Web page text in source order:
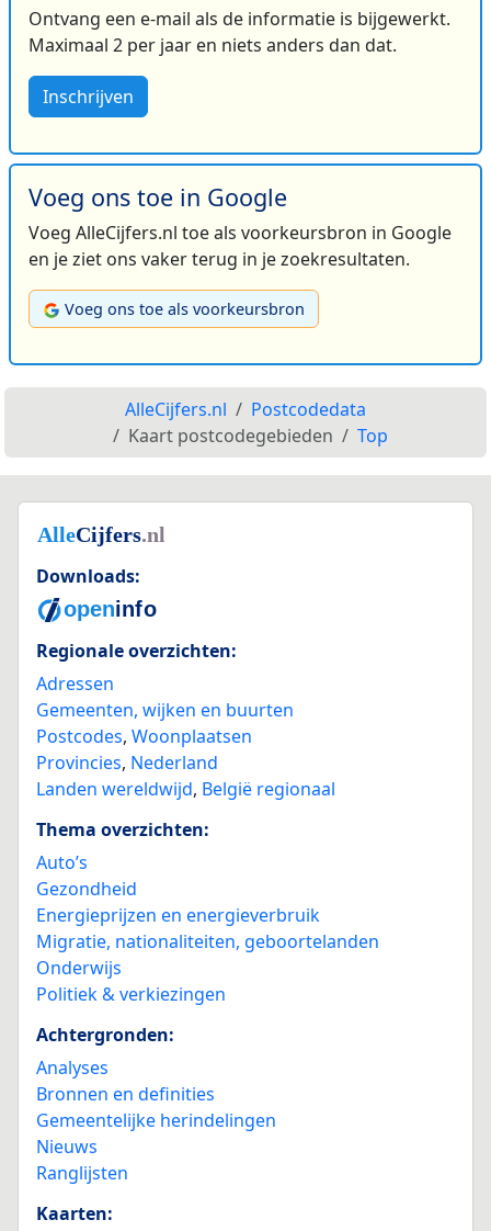
Ontvang een e-mail als de informatie is bijgewerkt.
Maximaal 2 per jaar en niets anders dan dat.
Inschrijven
Voeg ons toe in Google
Voeg AlleCijfers.nl toe als voorkeursbron in Google
en je ziet ons vaker terug in je zoekresultaten.
Voeg ons toe als voorkeursbron
AlleCijfers.nl
Postcodedata
Kaart postcodegebieden
Top
Downloads:
Regionale overzichten:
Adressen
Gemeenten, wijken en buurten
Postcodes, Woonplaatsen
Provincies, Nederland
Landen wereldwijd, België regionaal
Thema overzichten:
Auto’s
Gezondheid
Energieprijzen en energieverbruik
Migratie, nationaliteiten, geboortelanden
Onderwijs
Politiek & verkiezingen
Achtergronden:
Analyses
Bronnen en definities
Gemeentelijke herindelingen
Nieuws
Ranglijsten
Kaarten: